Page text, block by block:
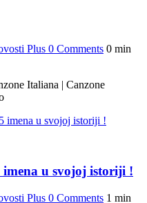
Plus 0 Comments 0 min
Italiana | Canzone
imena u svojoj istoriji !
Plus 0 Comments 1 min